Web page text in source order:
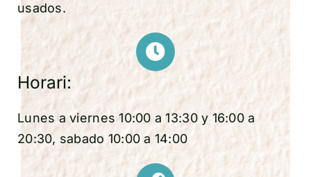
usados.
Horari:
Lunes a viernes 10:00 a 13:30 y 16:00 a
20:30, sabado 10:00 a 14:00